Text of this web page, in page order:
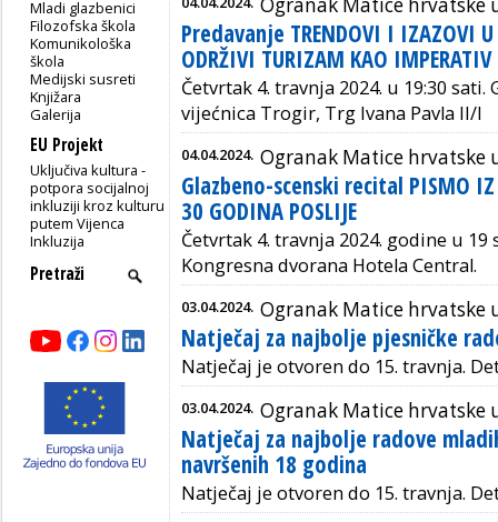
Mladi glazbenici
Filozofska škola
Komunikološka
škola
Medijski susreti
Knjižara
Galerija
EU Projekt
Uključiva kultura -
potpora socijalnoj
inkluziji kroz kulturu
putem Vijenca
Inkluzija
Predavanje TRENDOVI I IZAZOVI
ODRŽIVI TURIZAM KAO
Četvrtak 4. travnja 2024. u 19:30 sati.
vijećnica Trogir, Trg Ivana Pavla II/I
04.04.2024. Ogranak Matice hrvatske
Glazbeno-scenski recital PISMO IZ
30 GODINA POSLIJE
Četvrtak 4. travnja 2024. godine u 19
Kongresna dvorana Hotela Central.
03.04.2024. Ogranak Matice hrvatske
Natječaj za najbolje pjesničke
Natječaj je otvoren do 15. travnja.
03.04.2024. Ogranak Matice hrvatske
Natječaj za najbolje radove
navršenih 18 godina
Natječaj je otvoren do 15. travnja.